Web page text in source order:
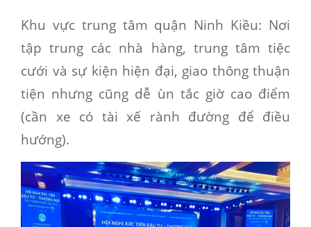
Khu vực trung tâm quận Ninh Kiều: Nơi
tập trung các nhà hàng, trung tâm tiệc
cưới và sự kiện hiện đại, giao thông thuận
tiện nhưng cũng dễ ùn tắc giờ cao điểm
(cần xe có tài xế rành đường để điều
hướng).